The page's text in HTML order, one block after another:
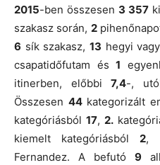
2015-ben összesen 3 357
szakasz során, 2
6 sík szakasz, 13 hegyi
csapatidőfutam és 1
itinerben, előbbi7,4-,
Összesen 44kategorizált
kategóriásból 17, 2.
kiemelt kategóriásból2,
Fernandez. A befutó 9